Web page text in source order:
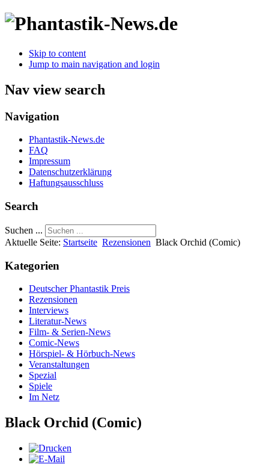
Skip to content
Jump to main navigation and login
Nav view search
Navigation
Phantastik-News.de
FAQ
Impressum
Datenschutzerklärung
Haftungsausschluss
Search
Suchen ...
Aktuelle Seite: Startseite Rezensionen Black Orchid (Comic)
Kategorien
Deutscher Phantastik Preis
Rezensionen
Interviews
Literatur-News
Film- & Serien-News
Comic-News
Hörspiel- & Hörbuch-News
Veranstaltungen
Spezial
Spiele
Im Netz
Black Orchid (Comic)